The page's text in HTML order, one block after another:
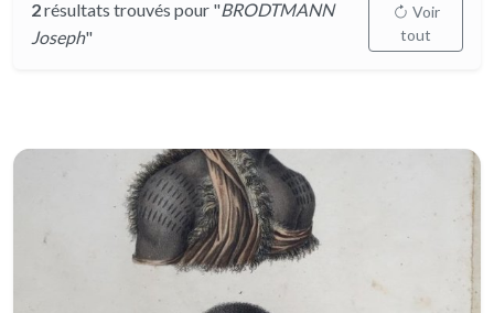
2résultats trouvés pour "BRODTMANN
Joseph"
Voir
tout